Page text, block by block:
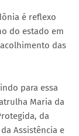
é reflexo
do estado em
das
para essa
Maria da
da
Assistência e